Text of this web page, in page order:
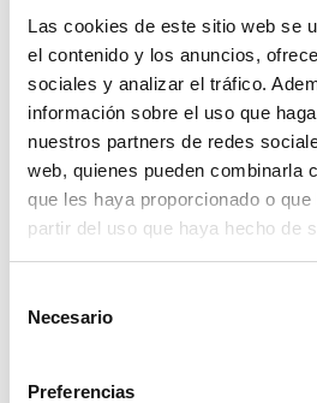
Las cookies de este sitio web se
el contenido y los anuncios,
sociales y analizar el tráfico.
información sobre el uso que
nuestros partners de redes
web, quienes pueden combinarla
que les haya proporcionado o
partir del uso que haya hecho de
Necesario
Preferencias
abrazadera super 64-67
3,21€